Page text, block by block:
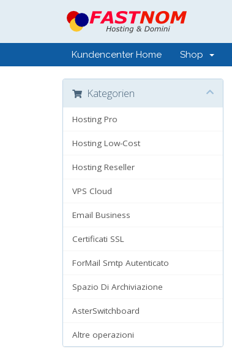
Kundencenter Home Shop
Kategorien
Hosting Pro
Hosting Low-Cost
Hosting Reseller
VPS Cloud
Email Business
Certificati SSL
ForMail Smtp Autenticato
Spazio Di Archiviazione
AsterSwitchboard
Altre operazioni